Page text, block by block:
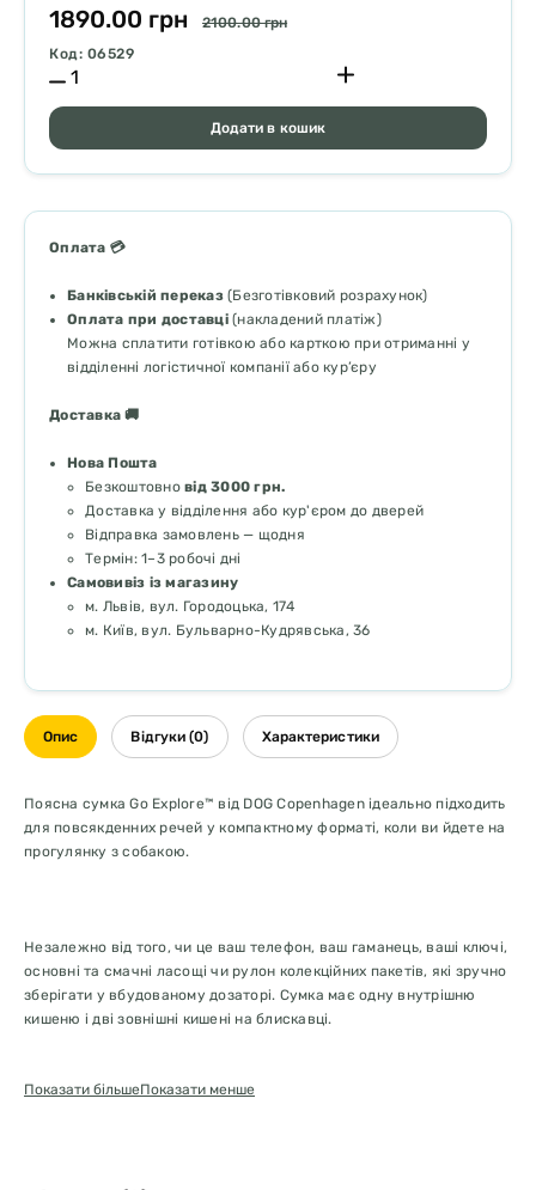
1890.00 грн
2100.00 грн
Код: 06529
Додати в кошик
Оплата 💳
Банківській переказ(Безготівковий розрахунок)
Оплата при доставці(накладений платіж)
Можна сплатити готівкою або карткою при отриманні у
відділенні логістичної компанії або кур’єру
Доставка 🚚
Нова Пошта
Безкоштовно від 3000 грн.
Доставка у відділення або кур'єром до дверей
Відправка замовлень — щодня
Термін: 1–3 робочі дні
Самовивіз із магазину
м. Львів, вул. Городоцька, 174
м. Київ, вул. Бульварно-Кудрявська, 36
Опис Відгуки (0) Характеристики
Поясна сумка Go Explore™ від DOG Copenhagen ідеально підходить
для повсякденних речей у компактному форматі, коли ви йдете на
прогулянку з собакою.
Незалежно від того, чи це ваш телефон, ваш гаманець, ваші ключі,
основні та смачні ласощі чи рулон колекційних пакетів, які зручно
зберігати у вбудованому дозаторі. Сумка має одну внутрішню
кишеню і дві зовнішні кишені на блискавці.
стрічкою 3M™ допомагає зберегти вміст сумки в безпеці та
регульованому поясу.
Показати більшеПоказати менше